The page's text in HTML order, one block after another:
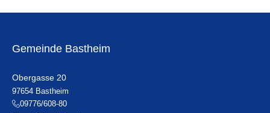
Gemeinde Bastheim
Obergasse 20
97654 Bastheim
09776/608-80